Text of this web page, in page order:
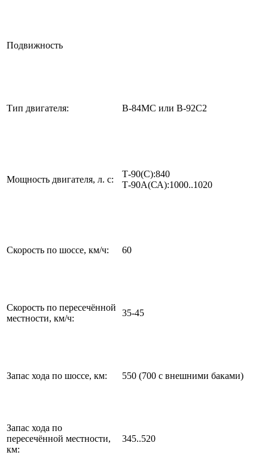
Подвижность
Тип двигателя: В-84МС или В-92С2
Мощность двигателя, л. с:
Т-90(С):840
Т-90А(СА):1000..1020
Скорость по шоссе, км/ч: 60
Скорость по пересечённой
местности, км/ч:
35-45
Запас хода по шоссе, км: 550 (700 с внешними баками)
Запас хода по
пересечённой местности,
км:
345..520